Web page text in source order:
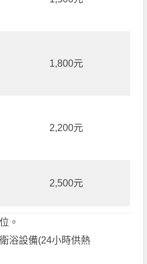
1,800元
2,200元
2,500元
。
衛浴設備(24小時供熱